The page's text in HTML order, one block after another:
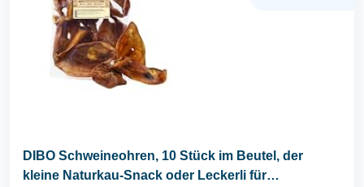
DIBO Schweineohren, 10 Stück im Beutel, der
kleine Naturkau-Snack oder Leckerli für